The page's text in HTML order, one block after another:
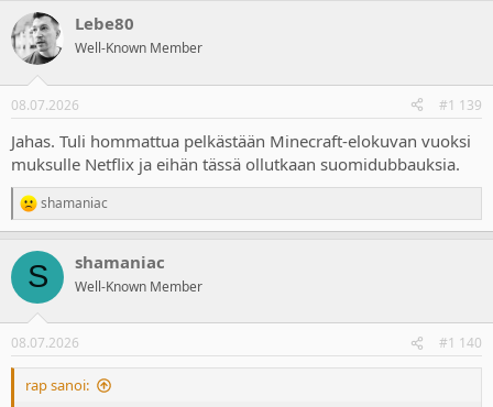
c
t
i
s
Lebe80
Well-Known Member
08.07.2026 #1 139
Jahas. Tuli hommattua pelkästään Minecraft-elokuvan vuoksi
muksulle Netflix ja eihän tässä ollutkaan suomidubbauksia.
R
e
c
i
s
:
shamaniac
S shamaniac
Well-Known Member
08.07.2026 #1 140
rap sanoi: